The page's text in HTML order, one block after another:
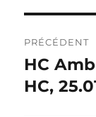
DE
PRÉCÉDENT
Publication
précédente :
HC
HC,